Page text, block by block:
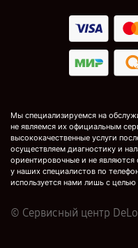
Мы специализируемся на
не являемся их официальным
высококачественные услуги
осуществляем диагностику и
ориентировочные и не являются
у наших специалистов по
используется нами лишь с
© Сервисный центр